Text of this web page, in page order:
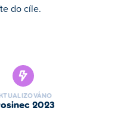
do cíle.
Vyberte si své oblíbené
vše, co park nabízí.
na rampách nebo
2023